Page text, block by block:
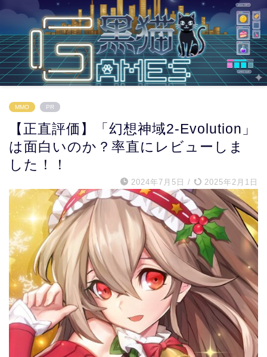
MMO PR
【正直評価】「幻想神域2-Evolution」
は面白いのか？率直にレビューしま
した！！
2024年7月5日 / 2025年2月1日